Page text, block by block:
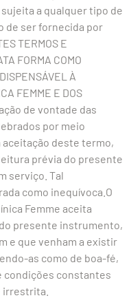
a qualquer tipo de
de ser fornecida por
TERMOS E
FORMA COMO
À
FEMME E DOS
de vontade das
por meio
deste termo,
prévia do presente
serviço. Tal
como inequívoca.O
Femme aceita
presente instrumento,
e que venham a existir
as como de boa-fé,
condições constantes
irrestrita.